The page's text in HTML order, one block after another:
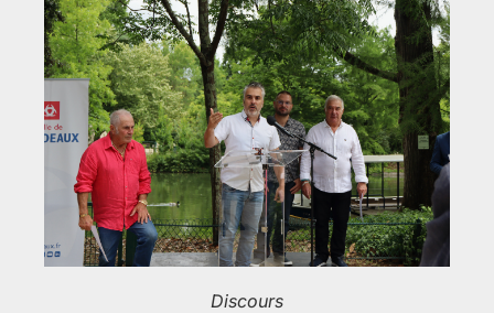
Discours